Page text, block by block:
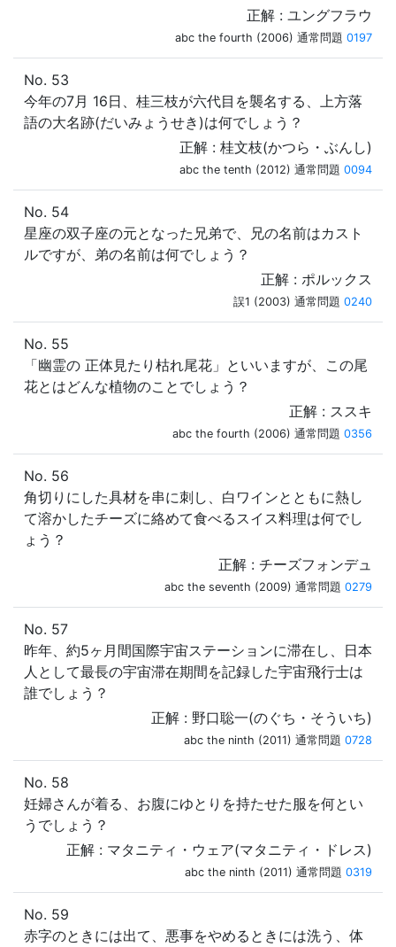
正解 : ユングフラウ
abc the fourth (2006) 通常問題 0197
No. 53
今年の7月 16日、桂三枝が六代目を襲名する、上方落
語の大名跡(だいみょうせき)は何でしょう？
正解 : 桂文枝(かつら・ぶんし)
abc the tenth (2012) 通常問題 0094
No. 54
星座の双子座の元となった兄弟で、兄の名前はカスト
ルですが、弟の名前は何でしょう？
正解 : ポルックス
誤1 (2003) 通常問題 0240
No. 55
「幽霊の 正体見たり枯れ尾花」といいますが、この尾
花とはどんな植物のことでしょう？
正解 : ススキ
abc the fourth (2006) 通常問題 0356
No. 56
角切りにした具材を串に刺し、白ワインとともに熱し
て溶かしたチーズに絡めて食べるスイス料理は何でし
ょう？
正解 : チーズフォンデュ
abc the seventh (2009) 通常問題 0279
No. 57
昨年、約5ヶ月間国際宇宙ステーションに滞在し、日本
人として最長の宇宙滞在期間を記録した宇宙飛行士は
誰でしょう？
正解 : 野口聡一(のぐち・そういち)
abc the ninth (2011) 通常問題 0728
No. 58
妊婦さんが着る、お腹にゆとりを持たせた服を何とい
うでしょう？
正解 : マタニティ・ウェア(マタニティ・ドレス)
abc the ninth (2011) 通常問題 0319
No. 59
赤字のときには出て、悪事をやめるときには洗う、体